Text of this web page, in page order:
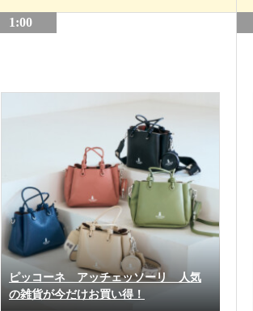
1:00
ピッコーネ アッチェッソーリ 人気
の雑貨が今だけお買い得！